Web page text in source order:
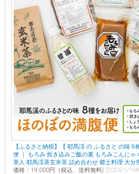
【ふるさと納税】【 耶馬渓 の ふるさと の味 8
便 ｜ もろみ 炊き込みご飯の素 もろみこんにゃ
美人 耶馬渓茶玄米茶 詰め合わせ 郷土料理 大分
価格：19,000円（税込、送料無料) (2026/1/19